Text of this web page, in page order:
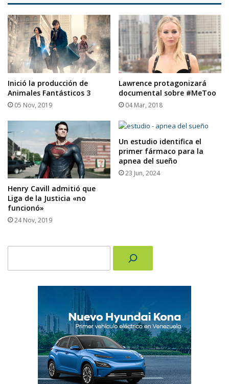
Inició la producción de
Animales Fantásticos 3
05 Nov, 2019
Lawrence protagonizará
documental sobre #MeToo
04 Mar, 2018
Henry Cavill admitió que
Liga de la Justicia «no
funcionó»
24 Nov, 2019
Un estudio identifica el
primer fármaco para la
apnea del sueño
23 Jun, 2024